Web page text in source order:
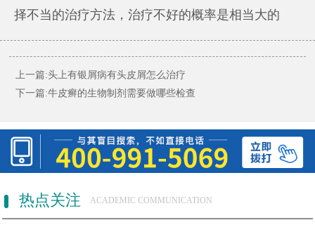
择不当的治疗方法，治疗不好的概率是相当大的
上一篇:头上有银屑病有头皮屑怎么治疗
下一篇:牛皮癣的生物制剂需要做哪些检查
热点关注 ACADEMIC COMMUNICATION